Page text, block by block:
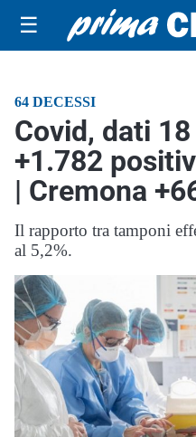
☰
64 DECESSI
Covid, dati
+1.782
| Cremona
Il rapporto tra tamponi
al 5,2%.